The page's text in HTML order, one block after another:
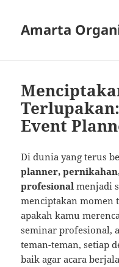
Amarta
Event
Di dunia yang terus
planner,
profesional menjadi
menciptakan momen
apakah kamu
seminar profesional,
teman-teman, setiap
baik agar acara